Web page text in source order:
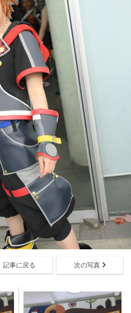
記事に戻る 次の写真